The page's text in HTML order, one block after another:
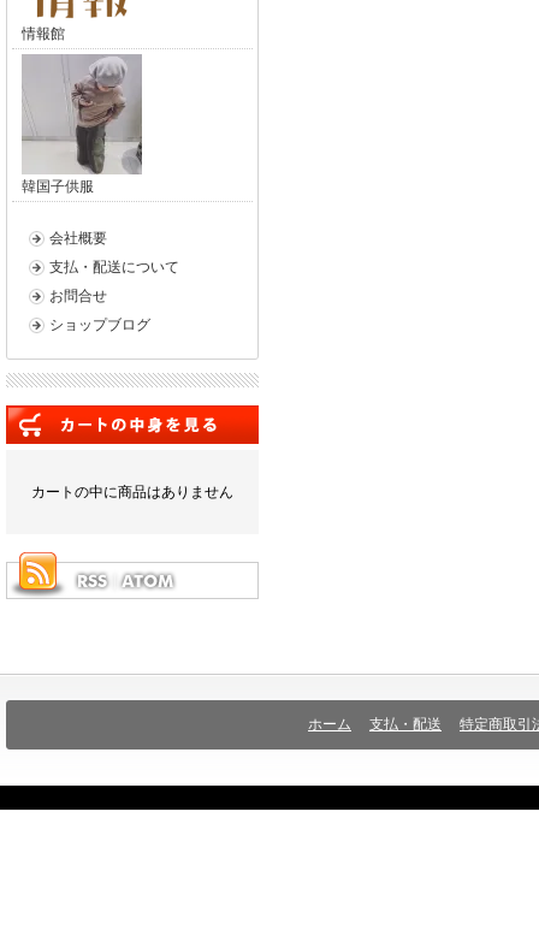
情報館
韓国子供服
会社概要
支払・配送について
お問合せ
ショップブログ
カートの中に商品はありません
ホーム 支払・配送 特定商取引